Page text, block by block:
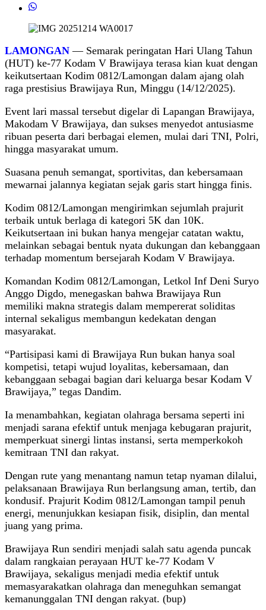
LAMONGAN — Semarak peringatan Hari Ulang Tahun
(HUT) ke-77 Kodam V Brawijaya terasa kian kuat dengan
keikutsertaan Kodim 0812/Lamongan dalam ajang olah
raga prestisius Brawijaya Run, Minggu (14/12/2025).
Event lari massal tersebut digelar di Lapangan Brawijaya,
Makodam V Brawijaya, dan sukses menyedot antusiasme
ribuan peserta dari berbagai elemen, mulai dari TNI, Polri,
hingga masyarakat umum.
Suasana penuh semangat, sportivitas, dan kebersamaan
mewarnai jalannya kegiatan sejak garis start hingga finis.
Kodim 0812/Lamongan mengirimkan sejumlah prajurit
terbaik untuk berlaga di kategori 5K dan 10K.
Keikutsertaan ini bukan hanya mengejar catatan waktu,
melainkan sebagai bentuk nyata dukungan dan kebanggaan
terhadap momentum bersejarah Kodam V Brawijaya.
Komandan Kodim 0812/Lamongan, Letkol Inf Deni Suryo
Anggo Digdo, menegaskan bahwa Brawijaya Run
memiliki makna strategis dalam mempererat soliditas
internal sekaligus membangun kedekatan dengan
masyarakat.
“Partisipasi kami di Brawijaya Run bukan hanya soal
kompetisi, tetapi wujud loyalitas, kebersamaan, dan
kebanggaan sebagai bagian dari keluarga besar Kodam V
Brawijaya,” tegas Dandim.
Ia menambahkan, kegiatan olahraga bersama seperti ini
menjadi sarana efektif untuk menjaga kebugaran prajurit,
memperkuat sinergi lintas instansi, serta memperkokoh
kemitraan TNI dan rakyat.
Dengan rute yang menantang namun tetap nyaman dilalui,
pelaksanaan Brawijaya Run berlangsung aman, tertib, dan
kondusif. Prajurit Kodim 0812/Lamongan tampil penuh
energi, menunjukkan kesiapan fisik, disiplin, dan mental
juang yang prima.
Brawijaya Run sendiri menjadi salah satu agenda puncak
dalam rangkaian perayaan HUT ke-77 Kodam V
Brawijaya, sekaligus menjadi media efektif untuk
memasyarakatkan olahraga dan meneguhkan semangat
kemanunggalan TNI dengan rakyat. (bup)